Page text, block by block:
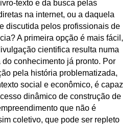
texto e da busca pelas
na internet, ou a daquela
discutida pelos profissionais de
A primeira opção é mais fácil,
cientifica resulta numa
do conhecimento já pronto. Por
pela história problematizada,
social e econômico, é capaz
dinâmico de construção de
que não é
coletivo, que pode ser repleto